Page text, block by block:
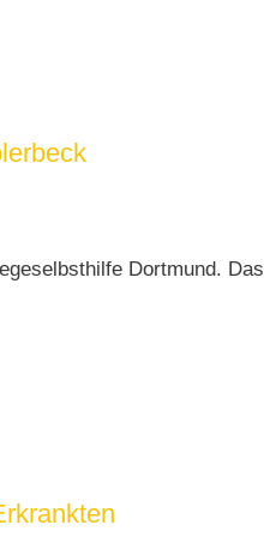
Dortmund. Das